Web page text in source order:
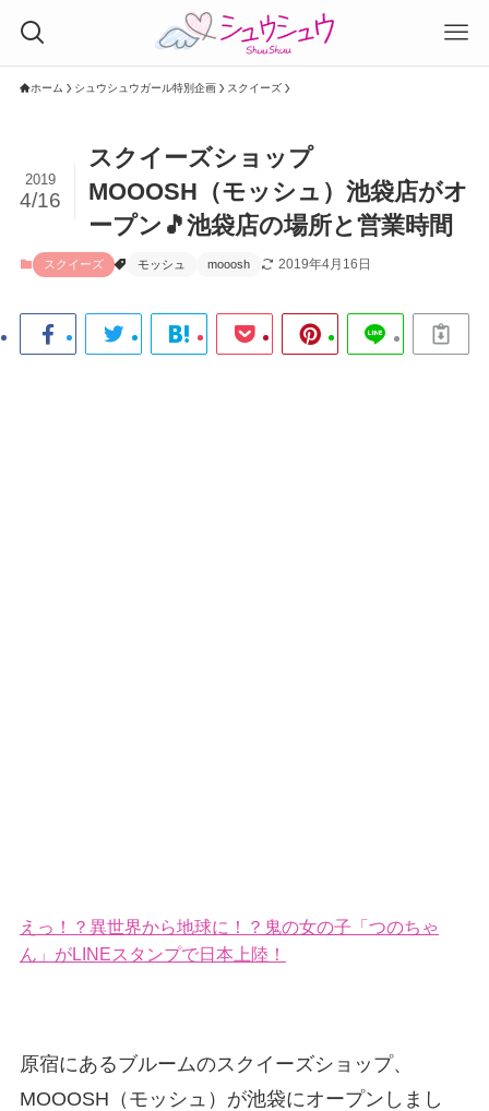
ホーム シュウシュウガール特別企画 スクイーズ
スクイーズショップ
MOOOSH（モッシュ）池袋店がオ
ープン🎵池袋店の場所と営業時間
2019
4/16
スクイーズ モッシュ mooosh 2019年4月16日
えっ！？異世界から地球に！？鬼の女の子「つのちゃ
ん」がLINEスタンプで日本上陸！
原宿にあるブルームのスクイーズショップ、
MOOOSH（モッシュ）が池袋にオープンしまし